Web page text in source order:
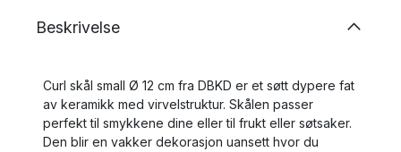
Beskrivelse
Curl skål small Ø 12 cm fra DBKD er et søtt dypere fat
av keramikk med virvelstruktur. Skålen passer
perfekt til smykkene dine eller til frukt eller søtsaker.
Den blir en vakker dekorasjon uansett hvor du